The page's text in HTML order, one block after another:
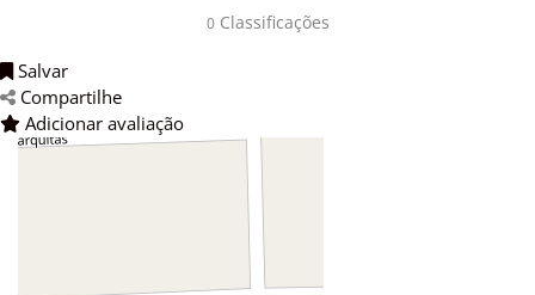
0Classificações
Salvar
Compartilhe
Adicionar avaliação